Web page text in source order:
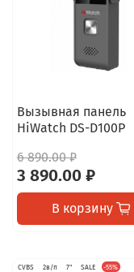
Вызывная панель
HiWatch DS-D100P
6 890.00 ₽
3 890.00 ₽
В корзину
CVBS 2в/п 7" SALE -55%